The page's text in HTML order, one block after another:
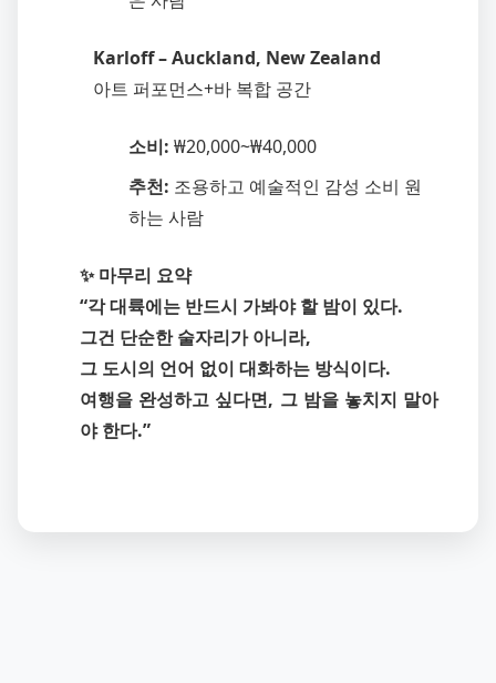
Karloff – Auckland, New Zealand
아트 퍼포먼스+바 복합 공간
소비: ₩20,000~₩40,000
추천: 조용하고 예술적인 감성 소비 원
하는 사람
✨ 마무리 요약
“각 대륙에는 반드시 가봐야 할 밤이 있다.
그건 단순한 술자리가 아니라,
그 도시의 언어 없이 대화하는 방식이다.
여행을 완성하고 싶다면, 그 밤을 놓치지 말아
야 한다.”